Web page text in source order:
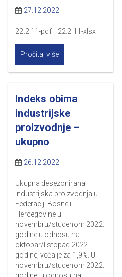
27.12.2022
22.2.11-pdf 22.2.11-xlsx
Pročitaj više
Indeks obima
industrijske
proizvodnje –
ukupno
26.12.2022
Ukupna desezonirana
industrijska proizvodnja u
Federaciji Bosne i
Hercegovine u
novembru/studenom 2022.
godine u odnosu na
oktobar/listopad 2022.
godine, veća je za 1,9%. U
novembru/studenom 2022.